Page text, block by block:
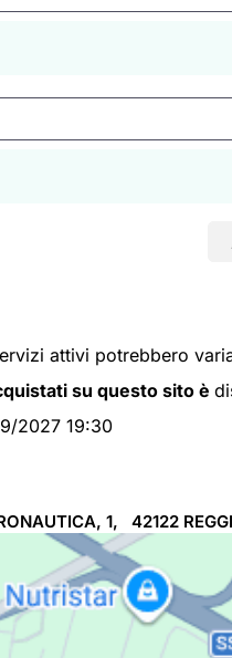
attivi potrebbero
su questo sito è
2027 19:30
1, 42122